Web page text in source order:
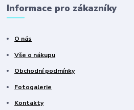
Informace pro zákazníky
O nás
Vše o nákupu
Obchodní podmínky
Fotogalerie
Kontakty